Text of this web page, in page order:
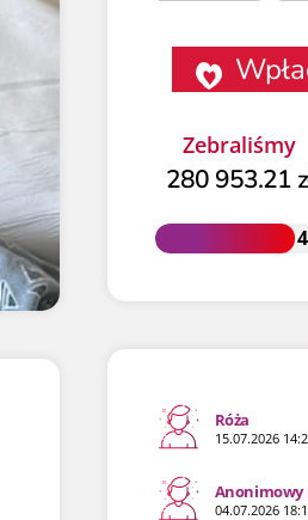
Zebraliśmy
280 953.21
Róża
15.07.2026
Anonimowy
04.07.2026